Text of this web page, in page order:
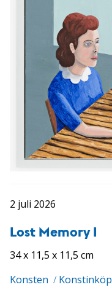
2 juli 2026
Lost Memory I
34 x 11,5 x 11,5 cm
Konsten / Konstinköp